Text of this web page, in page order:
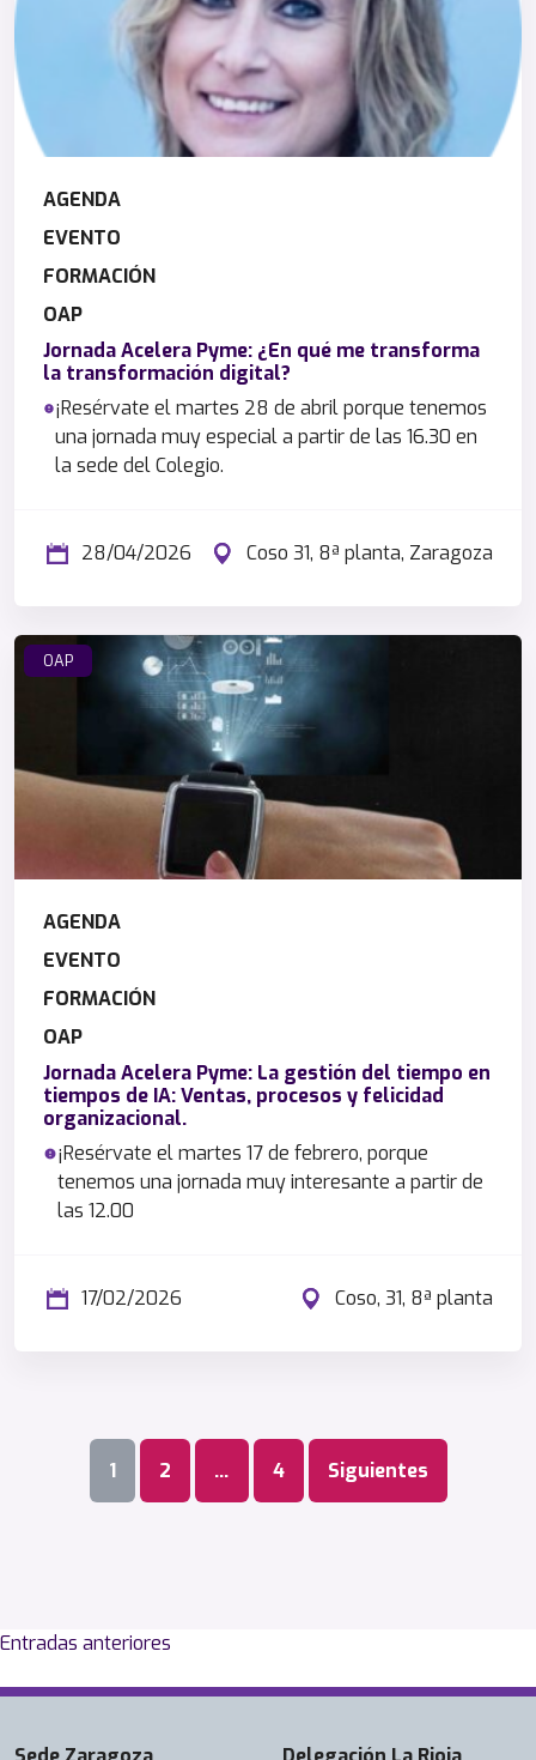
AGENDA
EVENTO
FORMACIÓN
OAP
Jornada Acelera Pyme: ¿En qué me transforma
la transformación digital?
¡Resérvate el martes 28 de abril porque tenemos
una jornada muy especial a partir de las 16.30 en
la sede del Colegio.
28/04/2026 Coso 31, 8ª planta, Zaragoza
OAP
AGENDA
EVENTO
FORMACIÓN
OAP
Jornada Acelera Pyme: La gestión del tiempo en
tiempos de IA: Ventas, procesos y felicidad
organizacional.
¡Resérvate el martes 17 de febrero, porque
tenemos una jornada muy interesante a partir de
las 12.00
17/02/2026 Coso, 31, 8ª planta
Paginación
de
1 2 … 4 Siguientes
Navegación
entradas
Entradas anteriores